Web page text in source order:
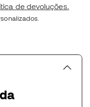
de devoluções.